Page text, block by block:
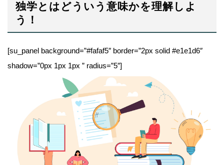
独学とはどういう意味かを理解しよ
う！
[su_panel background=”#fafaf5″ border=”2px solid #e1e1d6″
shadow=”0px 1px 1px ” radius=”5″]